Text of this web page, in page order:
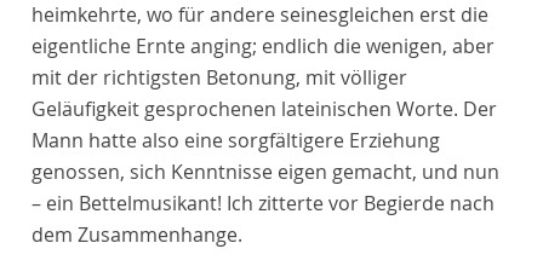
heimkehrte, wo für andere seinesgleichen erst die
eigentliche Ernte anging; endlich die wenigen, aber
mit der richtigsten Betonung, mit völliger
Geläufigkeit gesprochenen lateinischen Worte. Der
Mann hatte also eine sorgfältigere Erziehung
genossen, sich Kenntnisse eigen gemacht, und nun
– ein Bettelmusikant! Ich zitterte vor Begierde nach
dem Zusammenhange.